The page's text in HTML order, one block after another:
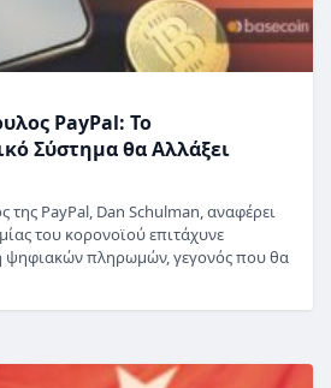
PayPal: Το
Σύστημα θα Αλλάξει
PayPal, Dan Schulman, αναφέρει
του κορονoϊού επιτάχυνε
ψηφιακών πληρωμών, γεγονός που θα